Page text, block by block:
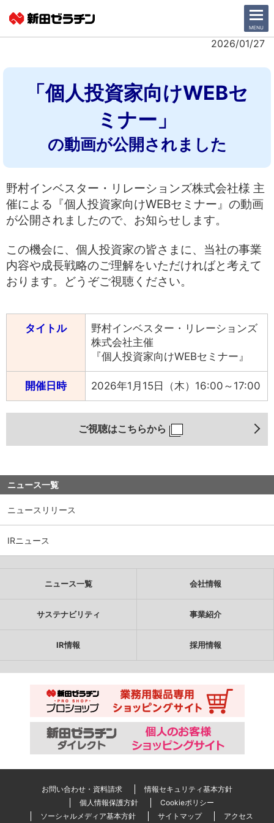
CLOSE
MENU
ニュース一覧
ニュースリリース
IRニュース
2026/01/27
「個人投資家向けWEBセ
ミナー」
の動画が公開されました
野村インベスター・リレーションズ株式会社様 主
催による『個人投資家向けWEBセミナー』の動画
が公開されましたので、お知らせします。
この機会に、個人投資家の皆さまに、当社の事業
内容や成長戦略のご理解をいただければと考えて
おります。どうぞご視聴ください。
タイトル
野村インベスター・リレーションズ
株式会社主催
『個人投資家向けWEBセミナー』
開催日時 2026年1月15日（木）16:00～17:00
ご視聴はこちらから
ニュース一覧
会社情報
サステナビリティ
IR情報
採用情報
日本語 English
中文
ニュース一覧 会社情報
サステナビリティ 事業紹介
IR情報 採用情報
お問い合わせ・資料請求
情報セキュリティ基本方針
個人情報保護方針
Cookieポリシー
ソーシャルメディア基本方針
サイトマップ アクセス